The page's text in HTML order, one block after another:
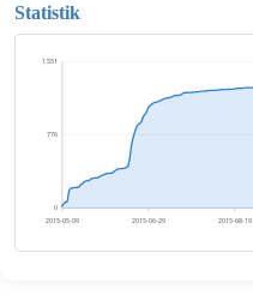
Statistik
0
776
1 551
2015-05-09 2015-06-29 2015-08-19